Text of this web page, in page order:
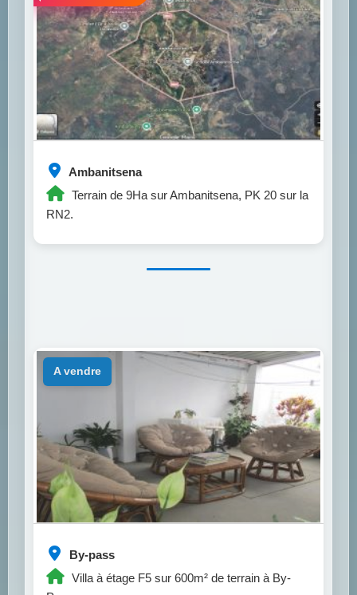
Ambanitsena
Terrain de 9Ha sur Ambanitsena, PK 20 sur la
RN2.
By-pass
Villa à étage F5 sur 600m² de terrain à By-
a vendre